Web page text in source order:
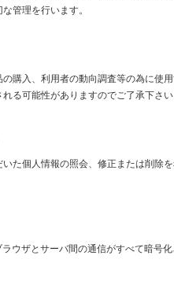
管理を行います。
購入、利用者の動向調査等の為に使
る可能性がありますのでご了承下さい
た個人情報の照会、修正または削除
ウザとサーバ間の通信がすべて暗号